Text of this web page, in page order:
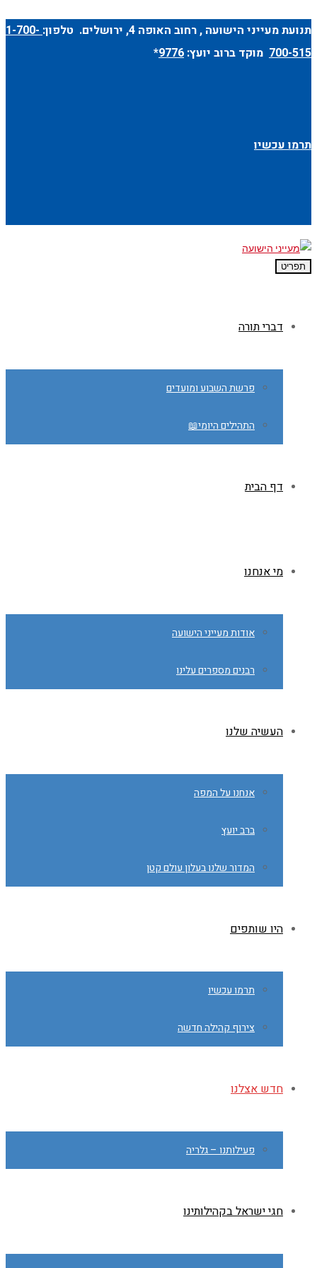
תנועת מעייני הישועה ,רחוב האופה 4 , ירושלים. טלפון: 1-700-
700-515 מוקד ברוב יועץ: 9776
*
תרמו עכשיו
תפריט
דברי תורה
פרשת השבוע ומועדים
התהילים היומי📖
דף הבית
מי אנחנו
אודות מעייני הישועה
רבנים מספרים עלינו
העשיה שלנו
אנחנו על המפה
ברב יועץ
המדור שלנו בעלון עולם קטן
היו שותפים
תרמו עכשיו
צירוף קהילה חדשה
חדש אצלנו
פעילותנו – גלריה
חגי ישראל בקהילותינו